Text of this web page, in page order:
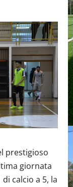
prestigioso
giornata
calcio a 5, la